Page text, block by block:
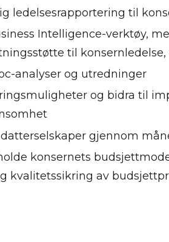
ledelsesrapportering til
Intelligence-verktøy,
til
analyser og utredninger
og bidra til
gjennom
konsernets
kvalitetssikring av